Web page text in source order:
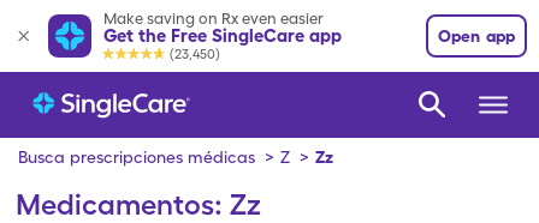
Make saving on Rx even easier
Get the Free SingleCare app
(23,450)
Open app
Busca prescripciones médicas > Z > Zz
Medicamentos: Zz